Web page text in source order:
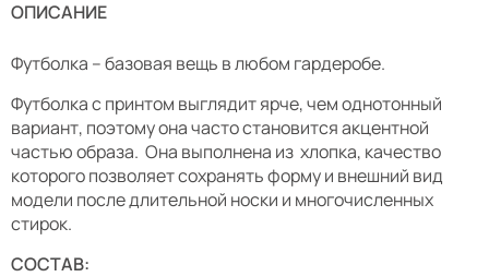
ОПИСАНИЕ
Футболка – базовая вещь в любом гардеробе.
Футболка с принтом выглядит ярче, чем однотонный
вариант, поэтому она часто становится акцентной
частью образа. Она выполнена из хлопка, качество
которого позволяет сохранять форму и внешний вид
модели после длительной носки и многочисленных
стирок.
СОСТАВ: